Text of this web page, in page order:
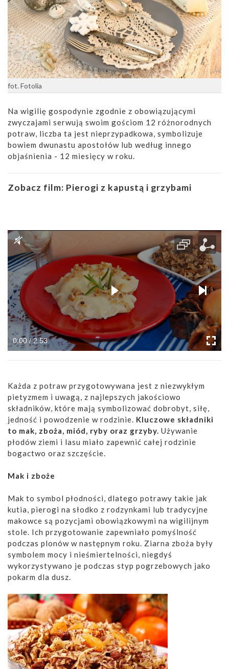
fot. Fotolia
Na wigilię gospodynie zgodnie z obowiązującymi
zwyczajami serwują swoim gościom 12 różnorodnych
potraw, liczba ta jest nieprzypadkowa, symbolizuje
bowiem dwunastu apostołów lub według innego
objaśnienia - 12 miesięcy w roku.
Zobacz film: Pierogi z kapustą i grzybami
0:00 / 2:53
Każda z potraw przygotowywana jest z niezwykłym
pietyzmem i uwagą, z najlepszych jakościowo
składników, które mają symbolizować dobrobyt, siłę,
jedność i powodzenie w rodzinie. Kluczowe składniki
to mak, zboża, miód, ryby oraz grzyby. Używanie
płodów ziemi i lasu miało zapewnić całej rodzinie
bogactwo oraz szczęście.
Mak i zboże
Mak to symbol płodności, dlatego potrawy takie jak
kutia, pierogi na słodko z rodzynkami lub tradycyjne
makowce są pozycjami obowiązkowymi na wigilijnym
stole. Ich przygotowanie zapewniało pomyślność
podczas plonów w następnym roku. Ziarna zboża były
symbolem mocy i nieśmiertelności, niegdyś
wykorzystywano je podczas styp pogrzebowych jako
pokarm dla dusz.